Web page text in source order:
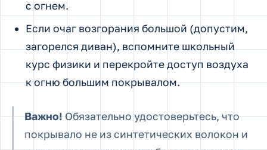
с огнем.
Если очаг возгорания большой (допустим,
загорелся диван), вспомните школьный
курс физики и перекройте доступ воздуха
к огню большим покрывалом.
Важно!Обязательно удостоверьтесь, что
покрывало не из синтетических волокон и